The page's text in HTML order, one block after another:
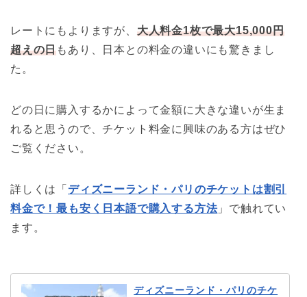
レートにもよりますが、 大人料金1枚で最大15,000円
超えの日もあり、日本との料金の違いにも驚きまし
た。
どの日に購入するかによって金額に大きな違いが生ま
れると思うので、チケット料金に興味のある方はぜひ
ご覧ください。
詳しくは「 ディズニーランド・パリのチケットは割引
料金で！最も安く日本語で購入する方法」で触れてい
ます。
ディズニーランド・パリのチケ